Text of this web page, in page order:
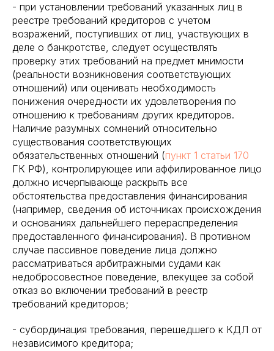
- при установлении требований указанных лиц в
реестре требований кредиторов с учетом
возражений, поступивших от лиц, участвующих в
деле о банкротстве, следует осуществлять
проверку этих требований на предмет мнимости
(реальности возникновения соответствующих
отношений) или оценивать необходимость
понижения очередности их удовлетворения по
отношению к требованиям других кредиторов.
Наличие разумных сомнений относительно
существования соответствующих
обязательственных отношений (пункт 1 статьи 170
ГК РФ), контролирующее или аффилированное лицо
должно исчерпывающе раскрыть все
обстоятельства предоставления финансирования
(например, сведения об источниках происхождения
и основаниях дальнейшего перераспределения
предоставленного финансирования). В противном
случае пассивное поведение лица должно
рассматриваться арбитражными судами как
недобросовестное поведение, влекущее за собой
отказ во включении требований в реестр
требований кредиторов;
- субординация требования, перешедшего к КДЛ от
независимого кредитора;